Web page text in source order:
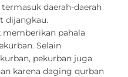
daerah-daerah
dijangkau.
pahala
Selain
pekurban juga
karena daging qurban